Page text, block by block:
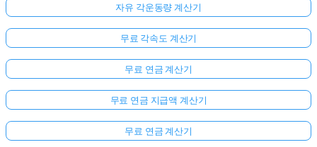
자유 각운동량 계산기
무료 각속도 계산기
무료 연금 계산기
무료 연금 지급액 계산기
무료 연금 계산기